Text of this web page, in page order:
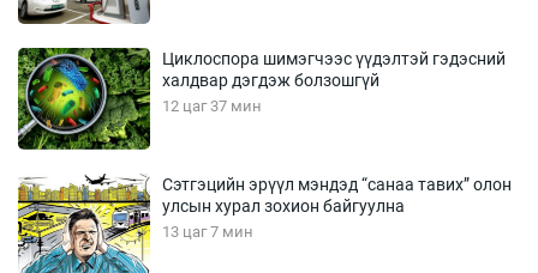
Циклоспора шимэгчээс үүдэлтэй гэдэсний
халдвар дэгдэж болзошгүй
12 цаг 37 мин
Сэтгэцийн эрүүл мэндэд “санаа тавих” олон
улсын хурал зохион байгуулна
13 цаг 7 мин